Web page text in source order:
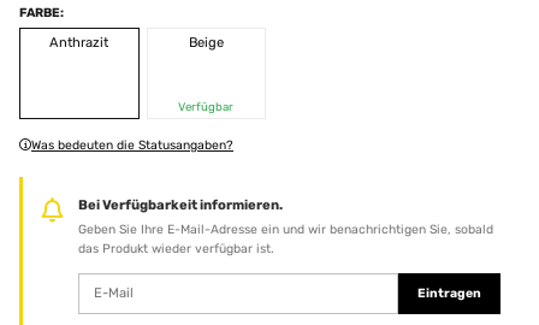
FARBE:
Anthrazit
Beige
Verfügbar
Was bedeuten die Statusangaben?
Bei Verfügbarkeit informieren.
Geben Sie Ihre E-Mail-Adresse ein und wir benachrichtigen Sie, sobald
das Produkt wieder verfügbar ist.
Eintragen